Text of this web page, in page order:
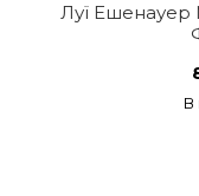
Луї Ешенауер
В